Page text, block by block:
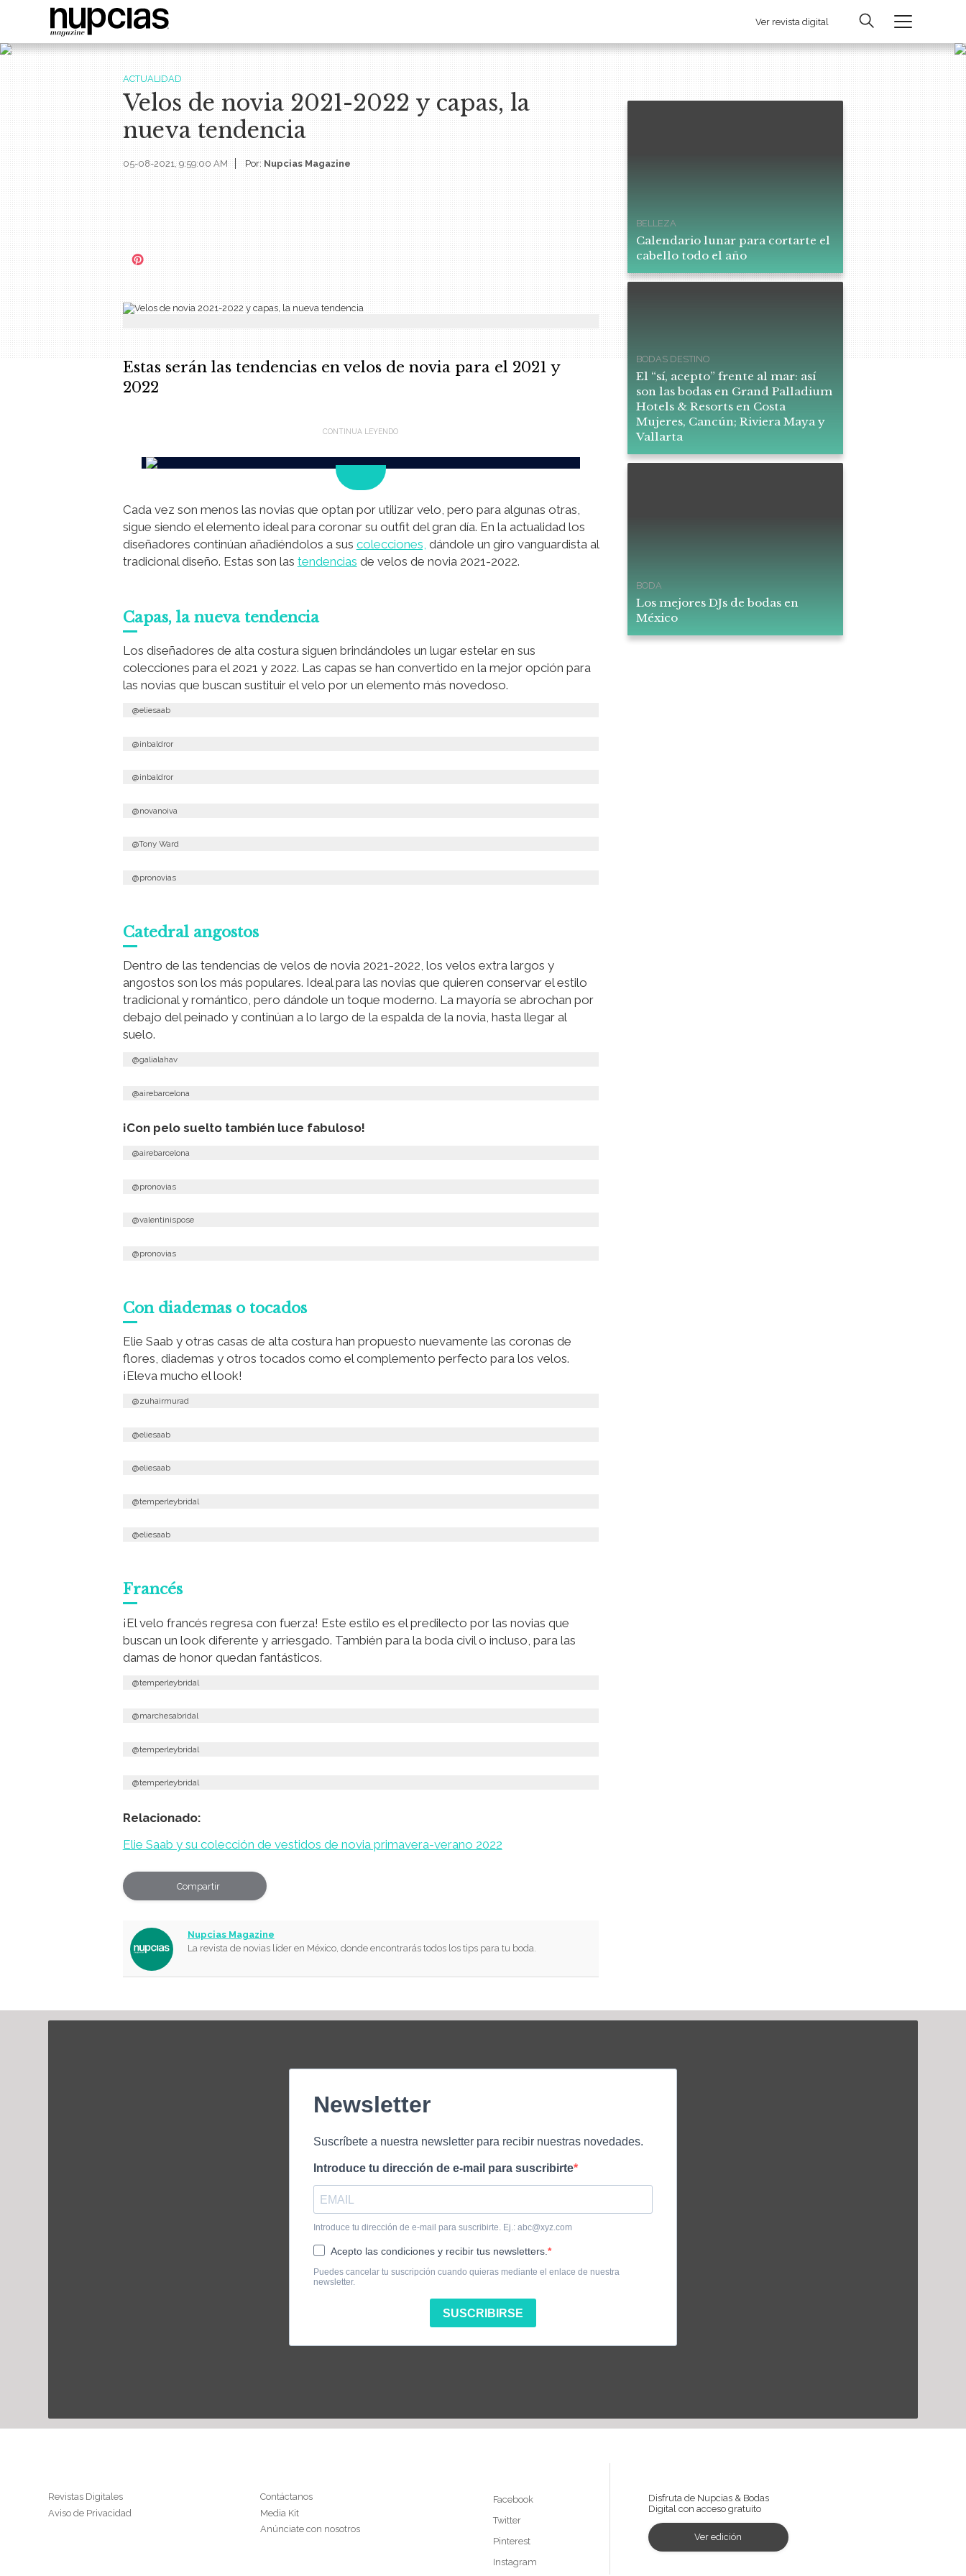
Ver revista digital
ACTUALIDAD
Velos de novia 2021-2022 y capas, la
nueva tendencia
05-08-2021, 9:59:00 AM Por:Nupcias Magazine
Estas serán las tendencias en velos de novia para el 2021 y
2022
Cada vez son menos las novias que optan por utilizar velo, pero para algunas otras,
sigue siendo el elemento ideal para coronar su outfit del gran día. En la actualidad los
diseñadores continúan añadiéndolos a sus colecciones, dándole un giro vanguardista al
tradicional diseño. Estas son las tendencias de velos de novia 2021-2022.
Capas, la nueva tendencia
Los diseñadores de alta costura siguen brindándoles un lugar estelar en sus
colecciones para el 2021 y 2022. Las capas se han convertido en la mejor opción para
las novias que buscan sustituir el velo por un elemento más novedoso.
@eliesaab
@inbaldror
@inbaldror
@novanoiva
@Tony Ward
@pronovias
Catedral angostos
Dentro de las tendencias de velos de novia 2021-2022, los velos extra largos y
angostos son los más populares. Ideal para las novias que quieren conservar el estilo
tradicional y romántico, pero dándole un toque moderno. La mayoría se abrochan por
debajo del peinado y continúan a lo largo de la espalda de la novia, hasta llegar al
suelo.
@galialahav
@airebarcelona
¡Con pelo suelto también luce fabuloso!
@airebarcelona
@pronovias
@valentinispose
@pronovias
Con diademas o tocados
Elie Saab y otras casas de alta costura han propuesto nuevamente las coronas de
flores, diademas y otros tocados como el complemento perfecto para los velos.
¡Eleva mucho el look!
@zuhairmurad
@eliesaab
@eliesaab
@temperleybridal
@eliesaab
Francés
¡El velo francés regresa con fuerza! Este estilo es el predilecto por las novias que
buscan un look diferente y arriesgado. También para la boda civil o incluso, para las
damas de honor quedan fantásticos.
@temperleybridal
@marchesabridal
@temperleybridal
@temperleybridal
Relacionado:
Elie Saab y su colección de vestidos de novia primavera-verano 2022
Compartir
Nupcias Magazine
La revista de novias líder en México, donde encontrarás todos los tips para tu boda.
BELLEZA
Calendario lunar para cortarte el
cabello todo el año
BODAS DESTINO
El “sí, acepto” frente al mar: así
son las bodas en Grand Palladium
Hotels & Resorts en Costa
Mujeres, Cancún; Riviera Maya y
Vallarta
BODA
Los mejores DJs de bodas en
México
Revistas Digitales
Aviso de Privacidad
Contáctanos
Media Kit
Anúnciate con nosotros
Facebook
Twitter
Pinterest
Instagram
Disfruta de Nupcias & Bodas
Digital con acceso gratuito
Ver edición